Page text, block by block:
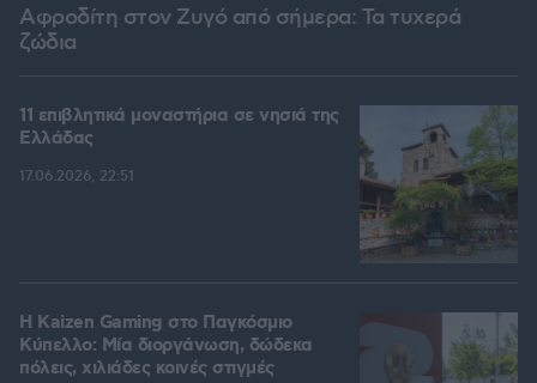
Αφροδίτη στον Ζυγό από σήμερα: Τα τυχερά
ζώδια
11 επιβλητικά μοναστήρια σε νησιά της
Ελλάδας
17.06.2026, 22:51
H Kaizen Gaming στο Παγκόσμιο
Kύπελλο: Μία διοργάνωση, δώδεκα
πόλεις, χιλιάδες κοινές στιγμές